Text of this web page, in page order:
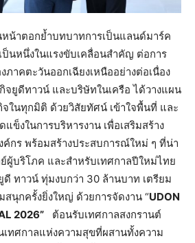
น้าตอกย้ำบทบาทการเป็นแลนด์มาร์ค
ป็นหนึ่งในแรงขับเคลื่อนสำคัญ ต่อการ
ภาคตะวันออกเฉียงเหนืออย่างต่อเนื่อง
จยูดีทาวน์ และบริษัทในเครือ ได้วางแผน
จในทุกมิติ ด้วยวิสัยทัศน์ เข้าใจพื้นที่ และ
ข็งในการบริหารงาน เพื่อเสริมสร้าง
ค์กร พร้อมสร้างประสบการณ์ใหม่ ๆ ที่น่า
ผู้บริโภค และสำหรับเทศกาลปีใหม่ไทย
ทาวน์ ทุ่มงบกว่า 30 ล้านบาท เตรียม
นุกครั้งยิ่งใหญ่ ด้วยการจัดงาน “UDON
2026” ต้อนรับเทศกาลสงกรานต์
เทศกาลแห่งความสุขที่ผสานทั้งความ